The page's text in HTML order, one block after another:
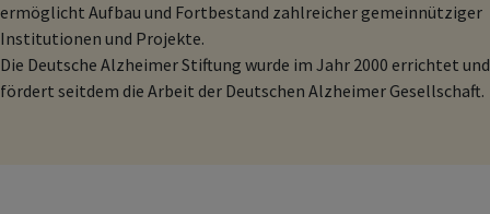
ermöglicht Aufbau und Fortbestand zahlreicher gemeinnütziger
Institutionen und Projekte.
Die Deutsche Alzheimer Stiftung wurde im Jahr 2000 errichtet und
fördert seitdem die Arbeit der Deutschen Alzheimer Gesellschaft.